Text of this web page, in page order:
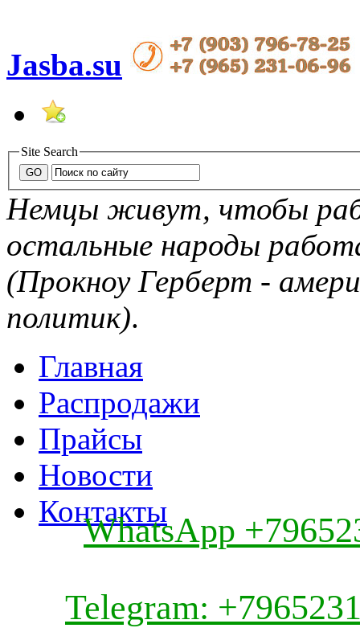
Jasba.su
Site Search
Немцы живут, чтобы
остальные народы
(Прокноу Герберт -
политик).
Главная
Распродажи
Прайсы
Новости
Контакты
WhatsApp
Telegram: